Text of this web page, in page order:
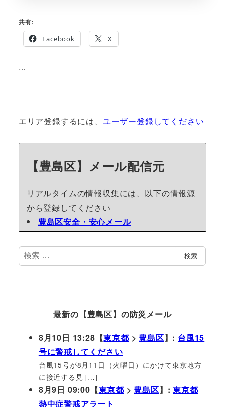
共有:
Facebook
X
...
エリア登録するには、 ユーザー登録してください
【豊島区】メール配信元
リアルタイムの情報収集には、以下の情報源
から登録してください
豊島区安全・安心メール
検
索
検索
最新の【豊島区】の防災メール
8月10日 13:28【東京都 >豊島区】: 台風15
号に警戒してください
台風15号が8月11日（火曜日）にかけて東京地方
に接近する見 […]
8月9日 09:00【東京都 >豊島区】:東京都
熱中症警戒アラート